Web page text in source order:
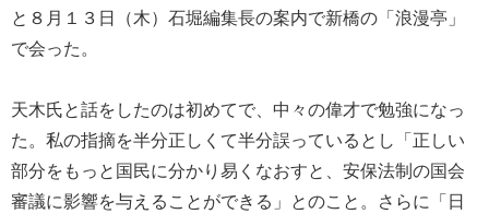
と８月１３日（木）石堀編集長の案内で新橋の「浪漫亭」
で会った。
天木氏と話をしたのは初めてで、中々の偉才で勉強になっ
た。私の指摘を半分正しくて半分誤っているとし「正しい
部分をもっと国民に分かり易くなおすと、安保法制の国会
審議に影響を与えることができる」とのこと。さらに「日